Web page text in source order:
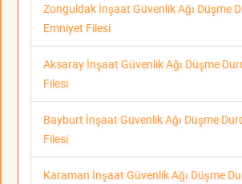
Zonguldak İnşaat Güvenlik Ağı Düşme
Emniyet Filesi
Aksaray İnşaat Güvenlik Ağı Düşme
Filesi
Bayburt İnşaat Güvenlik Ağı Düşme
Filesi
Karaman İnşaat Güvenlik Ağı Düşme